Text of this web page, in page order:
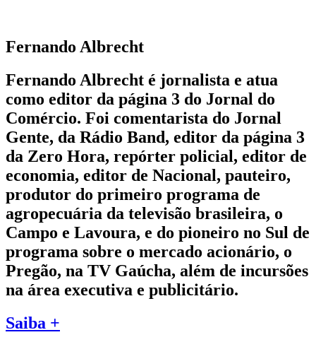
Fernando Albrecht
Fernando Albrecht é jornalista e atua
como editor da página 3 do Jornal do
Comércio. Foi comentarista do Jornal
Gente, da Rádio Band, editor da página 3
da Zero Hora, repórter policial, editor de
economia, editor de Nacional, pauteiro,
produtor do primeiro programa de
agropecuária da televisão brasileira, o
Campo e Lavoura, e do pioneiro no Sul de
programa sobre o mercado acionário, o
Pregão, na TV Gaúcha, além de incursões
na área executiva e publicitário.
Saiba +